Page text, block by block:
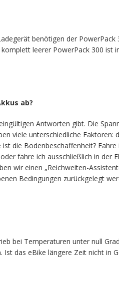
benötigen der
leerer PowerPack 300 ist
ab?
Antworten gibt. Die
viele unterschiedliche
die Bodenbeschaffenheit?
fahre ich ausschließlich in der
wir einen „Reichweiten-
Bedingungen zurückgelegt
bei Temperaturen unter null
das eBike längere Zeit nicht in